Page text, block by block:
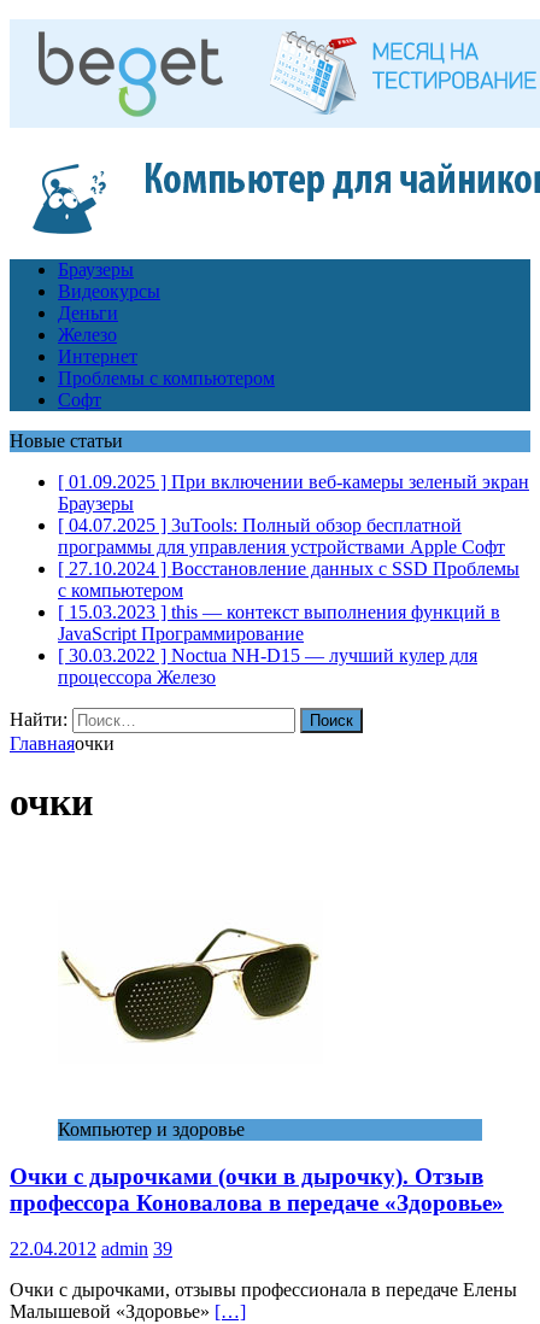
Браузеры
Видеокурсы
Деньги
Железо
Интернет
Проблемы с компьютером
Софт
Новые статьи
[ 01.09.2025 ] При включении веб-камеры зеленый экран
Браузеры
[ 04.07.2025 ] 3uTools: Полный обзор бесплатной
программы для управления устройствами Apple Софт
[ 27.10.2024 ] Восстановление данных с SSD Проблемы
с компьютером
[ 15.03.2023 ] this — контекст выполнения функций в
JavaScript Программирование
[ 30.03.2022 ] Noctua NH-D15 — лучший кулер для
процессора Железо
Найти:
Главнаяочки
очки
Компьютер и здоровье
Очки с дырочками (очки в дырочку). Отзыв
профессора Коновалова в передаче «Здоровье»
22.04.2012 admin 39
Очки с дырочками, отзывы профессионала в передаче Елены
Малышевой «Здоровье» […]